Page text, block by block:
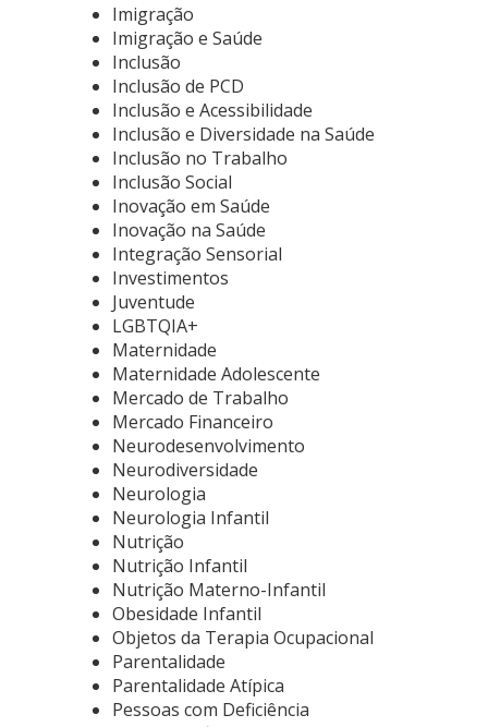
Imigração
Imigração e Saúde
Inclusão
Inclusão de PCD
Inclusão e Acessibilidade
Inclusão e Diversidade na Saúde
Inclusão no Trabalho
Inclusão Social
Inovação em Saúde
Inovação na Saúde
Integração Sensorial
Investimentos
Juventude
LGBTQIA+
Maternidade
Maternidade Adolescente
Mercado de Trabalho
Mercado Financeiro
Neurodesenvolvimento
Neurodiversidade
Neurologia
Neurologia Infantil
Nutrição
Nutrição Infantil
Nutrição Materno-Infantil
Obesidade Infantil
Objetos da Terapia Ocupacional
Parentalidade
Parentalidade Atípica
Pessoas com Deficiência